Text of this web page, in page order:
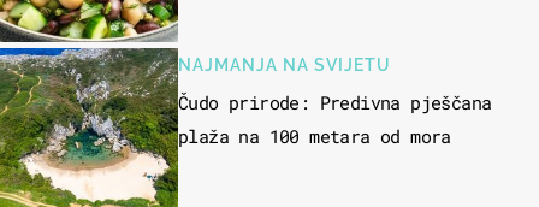
NAJMANJA NA SVIJETU
Čudo prirode: Predivna pješčana
plaža na 100 metara od mora